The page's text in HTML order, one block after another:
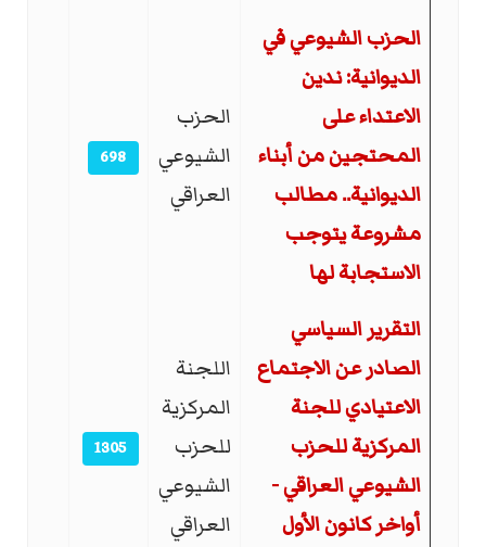
الحزب الشيوعي في
الديوانية: ندين
الاعتداء على
المحتجين من أبناء
الديوانية.. مطالب
مشروعة يتوجب
الاستجابة لها
الحزب
الشيوعي
العراقي
698
التقرير السياسي
الصادر عن الاجتماع
الاعتيادي للجنة
المركزية للحزب
الشيوعي العراقي -
أواخر كانون الأول
اللجنة
المركزية
للحزب
الشيوعي
العراقي
1305